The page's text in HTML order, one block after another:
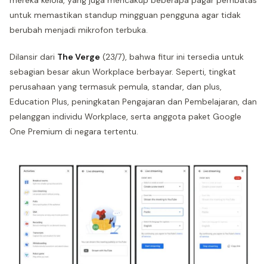
untuk memastikan standup mingguan pengguna agar tidak
berubah menjadi mikrofon terbuka.
Dilansir dari The Verge (23/7), bahwa fitur ini tersedia untuk
sebagian besar akun Workplace berbayar. Seperti, tingkat
perusahaan yang termasuk pemula, standar, dan plus,
Education Plus, peningkatan Pengajaran dan Pembelajaran, dan
pelanggan individu Workplace, serta anggota paket Google
One Premium di negara tertentu.